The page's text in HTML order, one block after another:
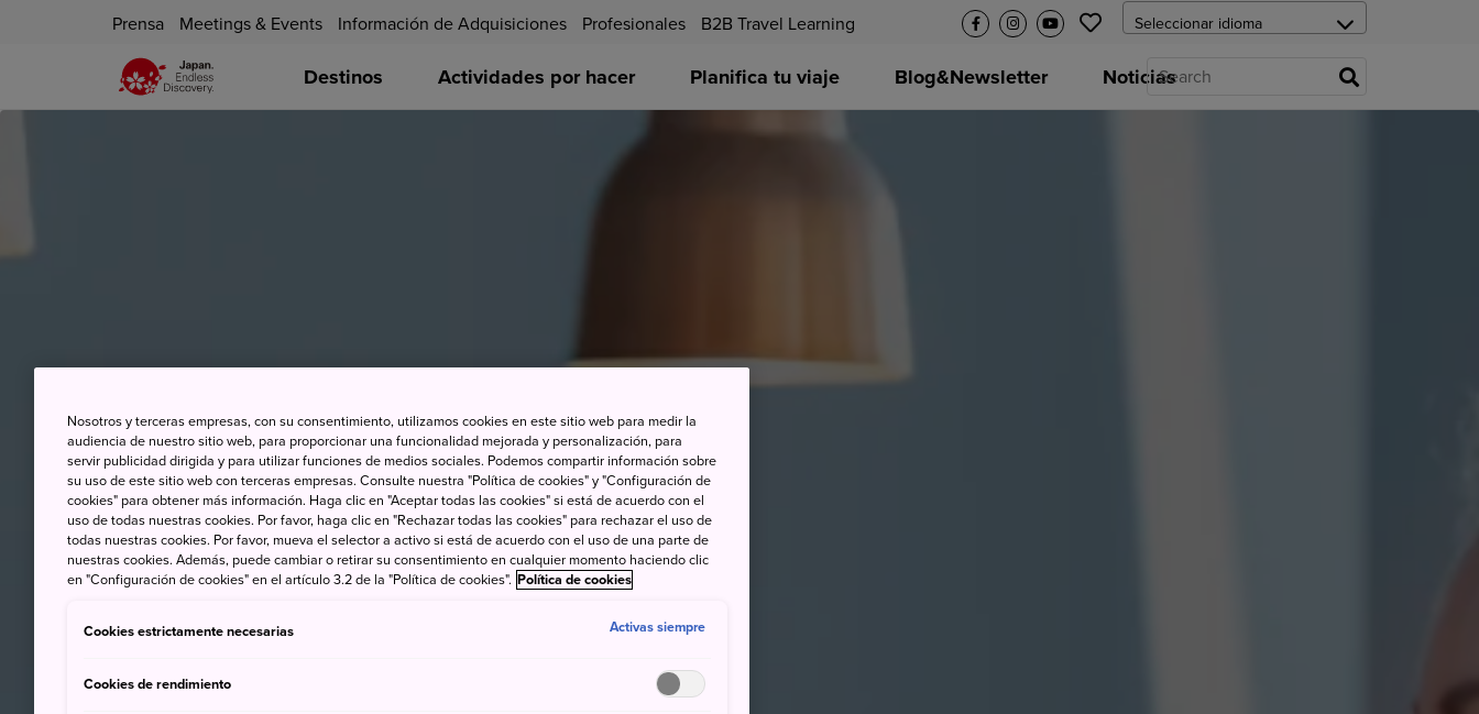
Prensa Meetings & Events Información de Adquisiciones Profesionales B2B Travel Learning
Destinos Actividades por hacer Planifica tu viaje Blog&Newsletter Noticias
Nosotros y terceras empresas, con su consentimiento, utilizamos cookies en este sitio web para medir la
audiencia de nuestro sitio web, para proporcionar una funcionalidad mejorada y personalización, para
servir publicidad dirigida y para utilizar funciones de medios sociales. Podemos compartir información sobre
su uso de este sitio web con terceras empresas. Consulte nuestra "Política de cookies" y "Configuración de
cookies" para obtener más información. Haga clic en "Aceptar todas las cookies" si está de acuerdo con el
uso de todas nuestras cookies. Por favor, haga clic en "Rechazar todas las cookies" para rechazar el uso de
todas nuestras cookies. Por favor, mueva el selector a activo si está de acuerdo con el uso de una parte de
nuestras cookies. Además, puede cambiar o retirar su consentimiento en cualquier momento haciendo clic
en "Configuración de cookies" en el artículo 3.2 de la "Política de cookies". Política de cookies
Cookies estrictamente necesarias Activas siempre
Cookies de rendimiento